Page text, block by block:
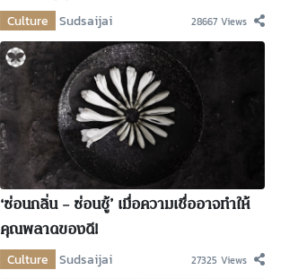
Culture Sudsaijai 28667 Views
‘ซ่อนกลิ่น – ซ่อนชู้’ เมื่อความเชื่ออาจทำให้
คุณพลาดของดี!
Culture Sudsaijai 27325 Views